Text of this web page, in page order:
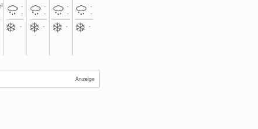
2
-
-
-
-
-
-
-
-
-
-
-
-
Anzeige